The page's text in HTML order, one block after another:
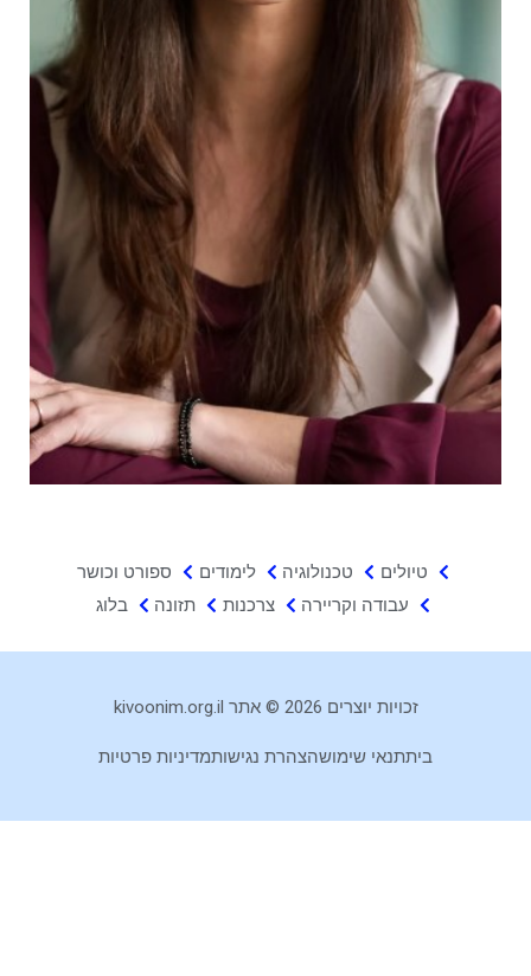
טיולים טכנולוגיה לימודים
ספורט וכושר
עבודה וקריירה
צרכנות תזונה בלוג
זכויות יוצרים 2026 © אתר kivoonim.org.il
תנאי שימושהצהרת נגישותמדיניות פרטיות